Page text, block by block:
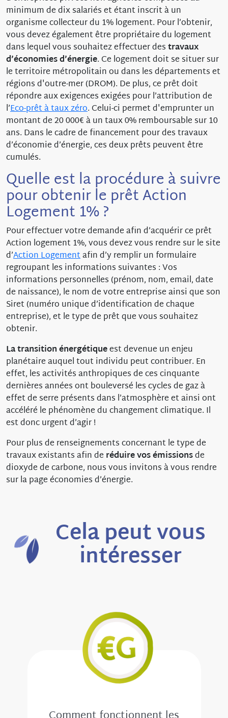
minimum de dix salariés et étant inscrit à un
organisme collecteur du 1% logement. Pour l’obtenir,
vous devez également être propriétaire du logement
dans lequel vous souhaitez effectuer destravaux
d’économies d’énergie. Ce logement doit se situer sur
le territoire métropolitain ou dans les départements et
régions d'outre-mer (DROM). De plus, ce prêt doit
répondre aux exigences exigées pour l’attribution de
l’Eco-prêt à taux zéro. Celui-ci permet d'emprunter un
montant de 20 000€ à un taux 0% remboursable sur 10
ans. Dans le cadre de financement pour des travaux
d’économie d’énergie, ces deux prêts peuvent être
cumulés.
Quelle est la procédure à suivre
pour obtenir le prêt Action
Logement 1% ?
Pour effectuer votre demande afin d’acquérir ce prêt
Action logement 1%, vous devez vous rendre sur le site
d’Action Logementafin d’y remplir un formulaire
regroupant les informations suivantes : Vos
informations personnelles (prénom, nom, email, date
de naissance), le nom de votre entreprise ainsi que son
Siret (numéro unique d’identification de chaque
entreprise), et le type de prêt que vous souhaitez
obtenir.
La transition énergétiqueest devenue un enjeu
planétaire auquel tout individu peut contribuer. En
effet, les activités anthropiques de ces cinquante
dernières années ont bouleversé les cycles de gaz à
effet de serre présents dans l’atmosphère et ainsi ont
accéléré le phénomène du changement climatique. Il
est donc urgent d’agir !
Pour plus de renseignements concernant le type de
travaux existants afin de réduire vos émissionsde
dioxyde de carbone, nous vous invitons à vous rendre
sur la page économies d’énergie.
Cela peut vous
intéresser